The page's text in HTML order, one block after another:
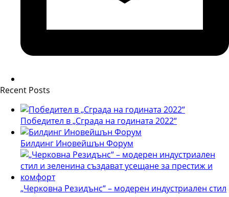
Recent Posts
Победител в „Сграда на годината 2022“
Билдинг Иновейшън Форум
„Черковна Резидънс“ – модерен индустриален стил